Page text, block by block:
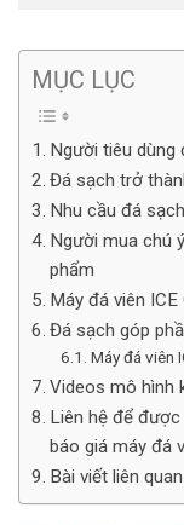
MỤC LỤC
Người tiêu dùng
Đá sạch trở
Nhu cầu đá
Người mua chú
phẩm
Máy đá viên
Đá sạch góp
Máy đá viên
Videos mô hình
Liên hệ để
báo giá máy đá
Bài viết liên quan